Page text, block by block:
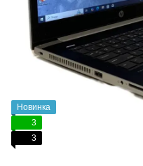
Новинка
3
3